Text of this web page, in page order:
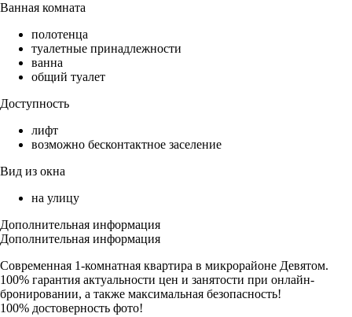
Ванная комната
полотенца
туалетные принадлежности
ванна
общий туалет
Доступность
лифт
возможно бесконтактное заселение
Вид из окна
на улицу
Дополнительная информация
Дополнительная информация
Современная 1-комнатная квартира в микрорайоне Девятом.
100% гарантия актуальности цен и занятости при онлайн-
бронировании, а также максимальная безопасность!
100% достоверность фото!